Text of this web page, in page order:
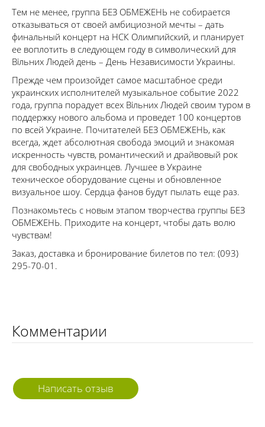
Тем не менее, группа БЕЗ ОБМЕЖЕНЬ не собирается
отказываться от своей амбициозной мечты – дать
финальный концерт на НСК Олимпийский, и планирует
ее воплотить в следующем году в символический для
Вільних Людей день – День Независимости Украины.
Прежде чем произойдет самое масштабное среди
украинских исполнителей музыкальное событие 2022
года, группа порадует всех Вільних Людей своим туром в
поддержку нового альбома и проведет 100 концертов
по всей Украине. Почитателей БЕЗ ОБМЕЖЕНЬ, как
всегда, ждет абсолютная свобода эмоций и знакомая
искренность чувств, романтический и драйвовый рок
для свободных украинцев. Лучшее в Украине
техническое оборудование сцены и обновленное
визуальное шоу. Сердца фанов будут пылать еще раз.
Познакомьтесь с новым этапом творчества группы БЕЗ
ОБМЕЖЕНЬ. Приходите на концерт, чтобы дать волю
чувствам!
Заказ, доставка и бронирование билетов по тел: (093)
295-70-01.
Комментарии
Написать отзыв